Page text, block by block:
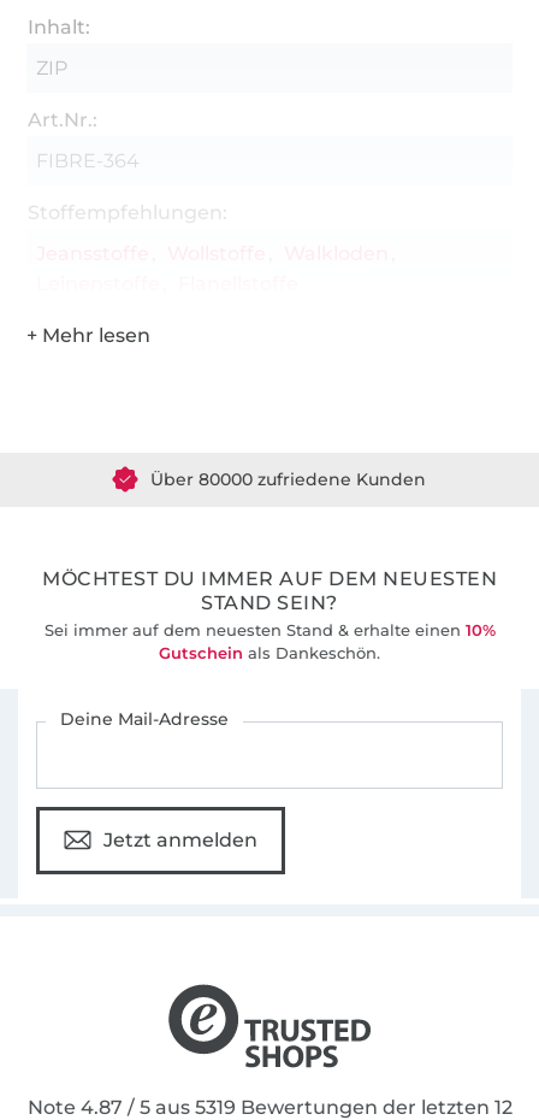
Inhalt:
ZIP
Art.Nr.:
FIBRE-364
Stoffempfehlungen:
MÖCHTEST DU IMMER AUF DEM NEUESTEN
STAND SEIN?
Sei immer auf dem neuesten Stand & erhalte einen 10%
Gutschein als Dankeschön.
Deine Mail-Adresse
Jetzt anmelden
Note 4.87 / 5 aus 5319 Bewertungen der letzten 12